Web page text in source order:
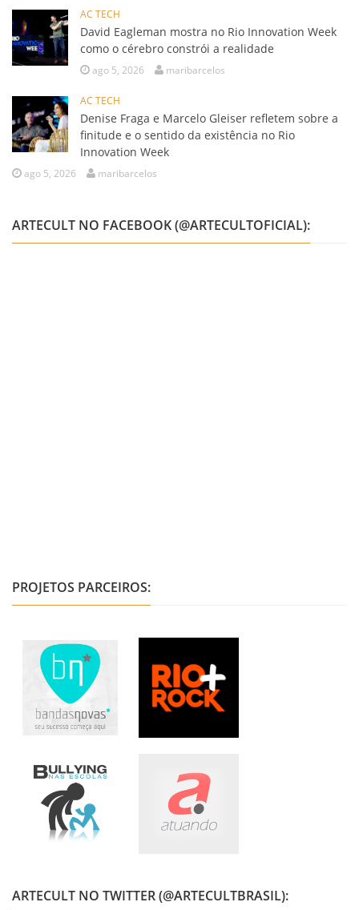
AC TECH
David Eagleman mostra no Rio Innovation Week
como o cérebro constrói a realidade
ago 5, 2026 maribarcelos
AC TECH
Denise Fraga e Marcelo Gleiser refletem sobre a
finitude e o sentido da existência no Rio
Innovation Week
ago 5, 2026 maribarcelos
ARTECULT NO FACEBOOK (@ARTECULTOFICIAL):
PROJETOS PARCEIROS:
ARTECULT NO TWITTER (@ARTECULTBRASIL):